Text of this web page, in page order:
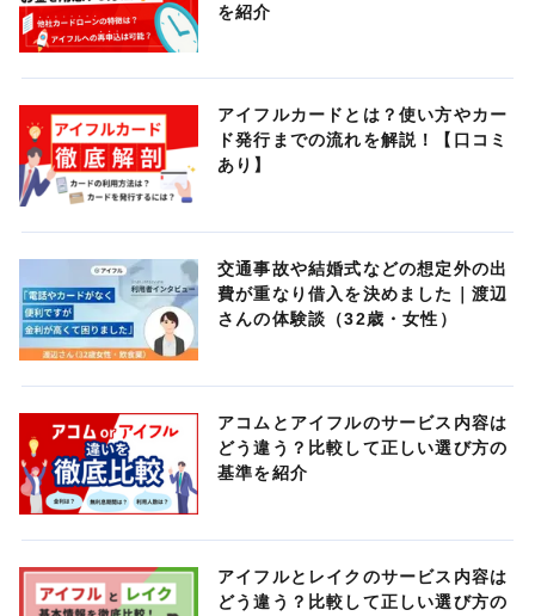
を紹介
アイフルカードとは？使い方やカー
ド発行までの流れを解説！【口コミ
あり】
交通事故や結婚式などの想定外の出
費が重なり借入を決めました｜渡辺
さんの体験談（32歳・女性）
アコムとアイフルのサービス内容は
どう違う？比較して正しい選び方の
基準を紹介
アイフルとレイクのサービス内容は
どう違う？比較して正しい選び方の